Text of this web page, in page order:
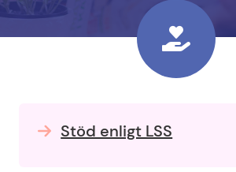
Stöd enligt LSS